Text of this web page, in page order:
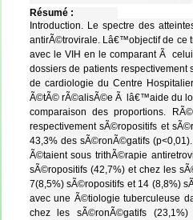
Résumé :
Introduction. Le spectre des
antirÃ©trovirale. Lâ€™objectif de ce
avec le VIH en le comparant Ã
dossiers de patients
de cardiologie du Centre
Ã©tÃ© rÃ©alisÃ©e Ã lâ€™aide du
comparaison des proportions.
respectivement sÃ©ropositifs et
43,3% des sÃ©ronÃ©gatifs
Ã©taient sous trithÃ©rapie
sÃ©ropositifs (42,7%) et chez les
7(8,5%) sÃ©ropositifs et 14 (8,8%)
avec une Ã©tiologie tuberculeuse
chez les sÃ©ronÃ©gatifs